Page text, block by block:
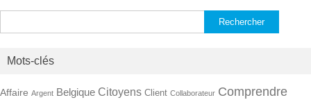
Mots-clés
Affaire Argent Belgique Citoyens Client Collaborateur Comprendre